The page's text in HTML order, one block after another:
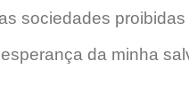
sociedades
da minha